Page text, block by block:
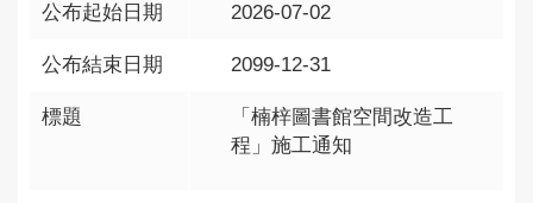
公布起始日期 2026-07-02
公布結束日期 2099-12-31
標題
「楠梓圖書館空間改造工
程」施工通知